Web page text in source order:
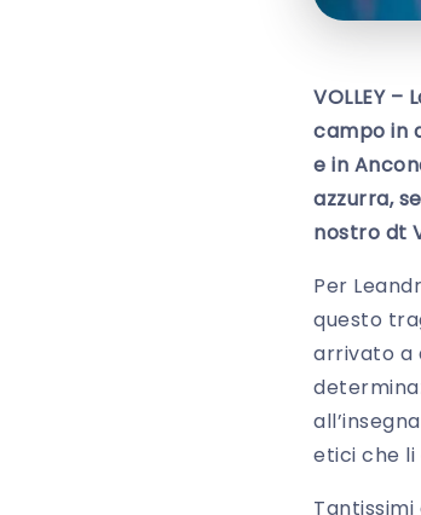
VOLLEY
campo in
e in
azzurra,
nostro dt
Per
questo
arrivato a
etici che
Tantissimi